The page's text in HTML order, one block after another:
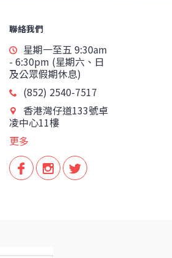
聯絡我們
星期一至五 9:30am
- 6:30pm (星期六、日
及公眾假期休息)
(852) 2540-7517
香港灣仔道133號卓
凌中心11樓
更多